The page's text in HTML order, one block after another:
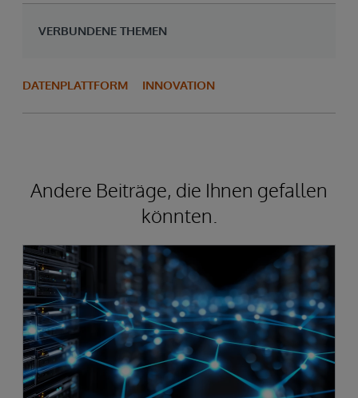
VERBUNDENE THEMEN
DATENPLATTFORM INNOVATION
Andere Beiträge, die Ihnen gefallen
könnten.